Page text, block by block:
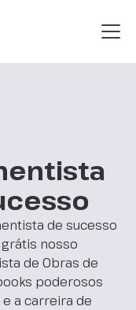
de sucesso
nosso
de Obras de
poderosos
a carreira de